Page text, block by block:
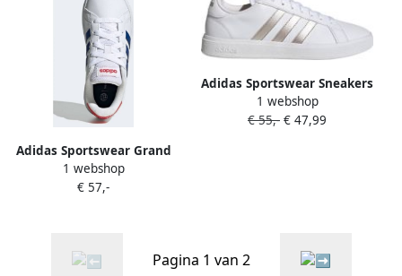
Adidas Sportswear Grand
Court Lifestyle Tennis Lace-
Up Schoenen White
1 webshop
€ 57,-
Adidas Sportswear Sneakers
GRAND COURT TD
LIFESTYLE COURT CASUAL
1 webshop
€ 55,- € 47,99
Pagina 1 van 2